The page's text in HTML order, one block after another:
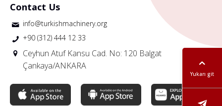
Yukarı git
Contact Us
info@turkishmachinery.org
+90 (312) 444 12 33
Ceyhun Atuf Kansu Cad. No: 120 Balgat
Çankaya/ANKARA